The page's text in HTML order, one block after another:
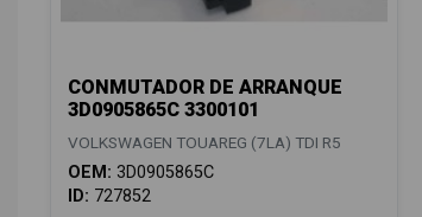
CONMUTADOR DE ARRANQUE
3D0905865C 3300101
VOLKSWAGEN TOUAREG (7LA) TDI R5
OEM: 3D0905865C
ID: 727852